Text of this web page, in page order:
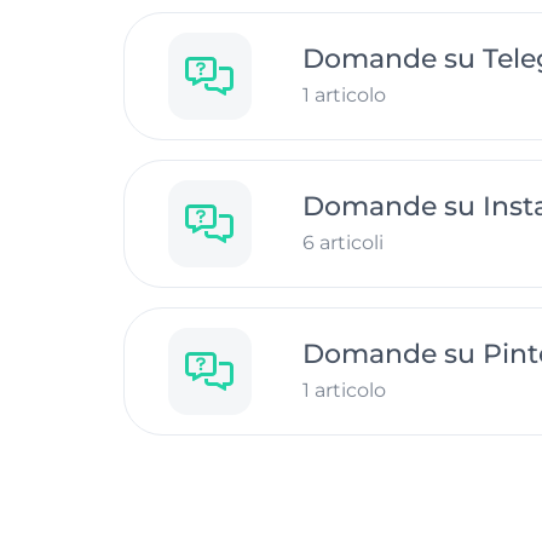
Domande su
1 articolo
Domande su
6 articoli
Domande su
1 articolo